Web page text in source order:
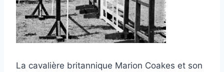
La cavalière britannique Marion Coakes et son